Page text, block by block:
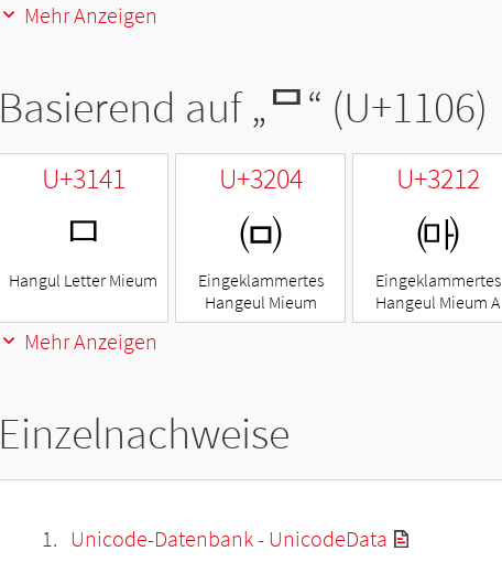
Mehr Anzeigen
Basierend auf „ᄆ“ (U+1106)
U+3141
ㅁ
Hangul Letter Mieum
U+3204
㈄
Eingeklammertes
Hangeul Mieum
U+3212
㈒
Eingeklammertes
Hangeul Mieum A
Mehr Anzeigen
Einzelnachweise
Unicode-Datenbank - UnicodeData